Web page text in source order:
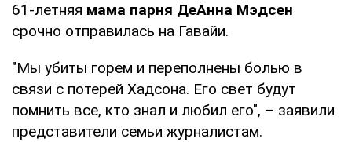
61-летняя мама парня ДеАнна Мэдсен
срочно отправилась на Гавайи.
"Мы убиты горем и переполнены болью в
связи с потерей Хадсона. Его свет будут
помнить все, кто знал и любил его", – заявили
представители семьи журналистам.